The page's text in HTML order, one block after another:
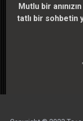
Mutlu bir
tatlı bir sohbetin